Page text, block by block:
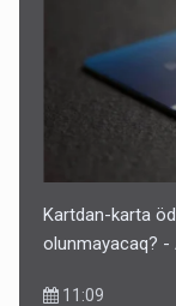
Bu ölkələrə
Kartdan-karta
olunmayacaq? -
11:09